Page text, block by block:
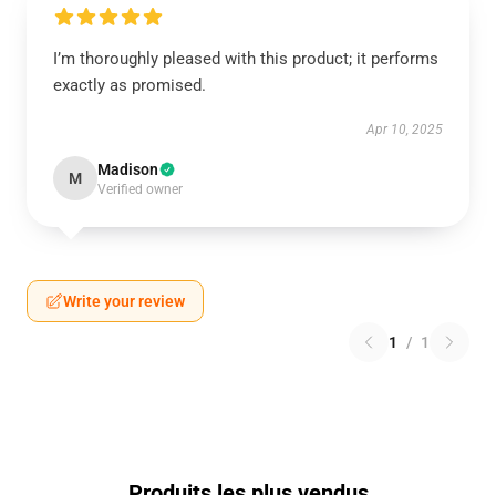
I’m thoroughly pleased with this product; it performs
exactly as promised.
Apr 10, 2025
M Madison
Verified owner
Write your review
1 / 1